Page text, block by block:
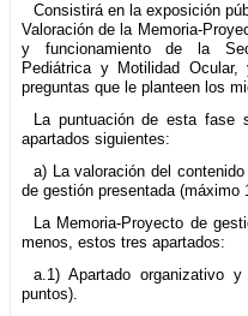
Consistirá en la exposición
Valoración de la Memoria-
y funcionamiento de la
Pediátrica y Motilidad
preguntas que le planteen los
La puntuación de esta fase
apartados siguientes:
a) La valoración del
de gestión presentada (máximo
La Memoria-Proyecto de
menos, estos tres apartados:
a.1) Apartado organizativo
puntos).